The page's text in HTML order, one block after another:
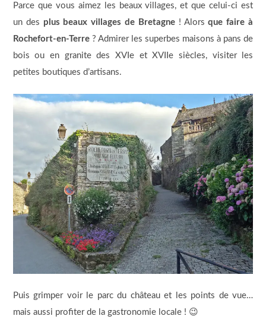
Parce que vous aimez les beaux villages, et que celui-ci est
un des plus beaux villages de Bretagne! Alorsque faire à
Rochefort-en-Terre? Admirer les superbes maisons à pans de
bois ou en granite des XVIe et XVIIe siècles, visiter les
petites boutiques d’artisans.
Puis grimper voir le parc du château et les points de vue…
mais aussi profiter de la gastronomie locale ! 😉